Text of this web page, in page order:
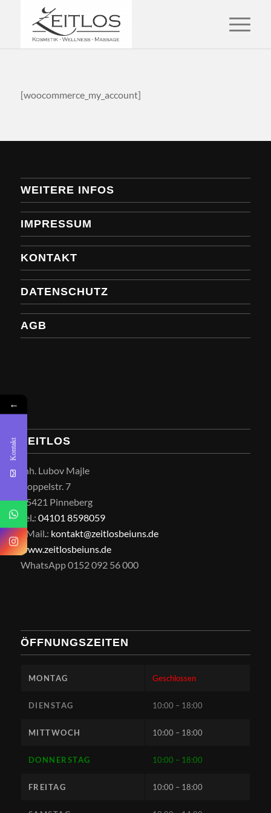
[woocommerce_my_account]
WEITERE INFOS
IMPRESSUM
KONTAKT
DATENSCHUTZ
AGB
ZEITLOS
Inh. Lubov Majle
Koppelstr. 7
25421 Pinneberg
Tel : 04101 8598059
EMail : kontakt@zeitlosbeiuns.de
www.zeitlosbeiuns.de
WhatsApp 0152 092 56 000
ÖFFNUNGSZEITEN
MONTAG Geschlossen
DIENSTAG 10:00 – 18:00
MITTWOCH 10:00 – 18:00
DONNERSTAG 10:00 – 18:00
FREITAG 10:00 – 18:00
←
Kontakt